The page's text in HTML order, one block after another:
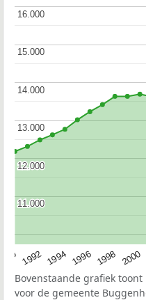
1992 1994 1996 1998 2000
11.000
11.000
12.000
12.000
13.000
13.000
14.000
14.000
15.000
15.000
16.000
16.000
Bovenstaande grafiek
voor de gemeente